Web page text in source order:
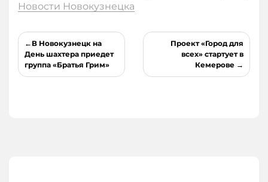
Новости Новокузнецка
Навигация
по
записям
В Новокузнецк на
День шахтера приедет
группа «Братья Грим»
Проект «Город для
всех» стартует в
Кемерове